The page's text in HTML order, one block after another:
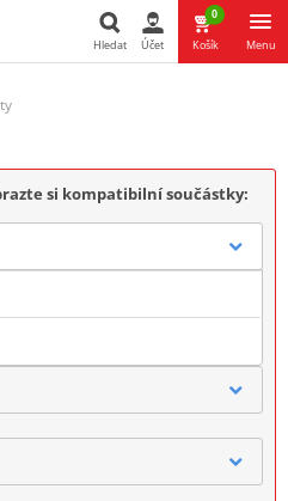
Hledat Účet
0
Košík Menu
si kompatibilní součástky: